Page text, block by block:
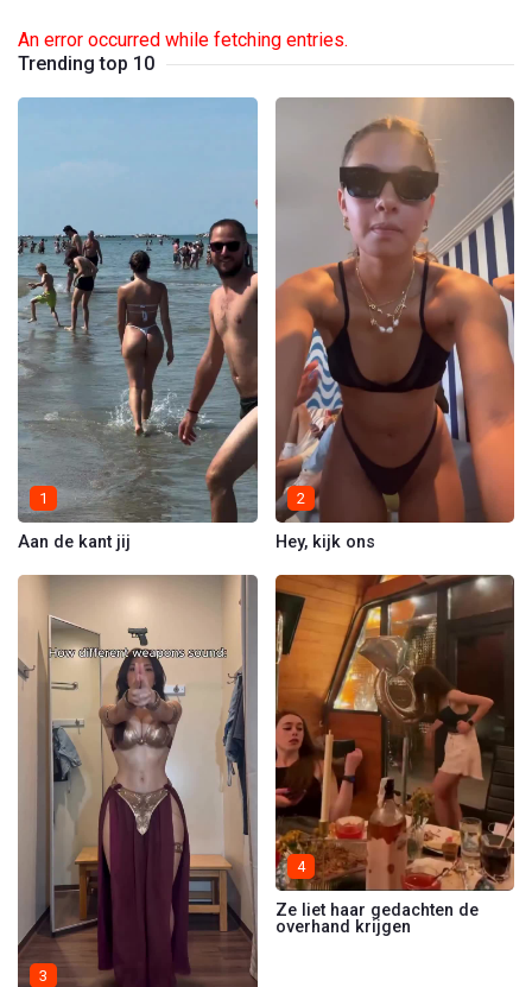
An error occurred while fetching entries.
Trending top 10
1
Aan de kant jij
2
Hey, kijk ons
3
4
Ze liet haar gedachten de
overhand krijgen